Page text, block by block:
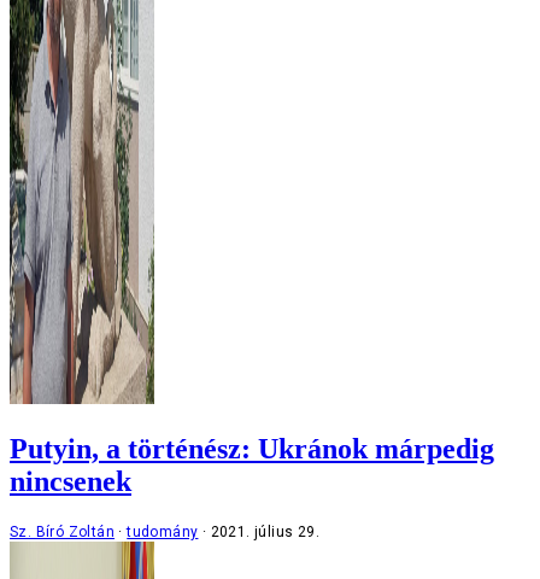
Putyin, a történész: Ukránok márpedig
nincsenek
Sz. Bíró Zoltán tudomány 2021. július 29.